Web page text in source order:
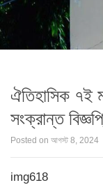
ঐতিহাসিক ৭ই
সংক্রান্ত
Posted on আগস্ট 8, 2024
img618